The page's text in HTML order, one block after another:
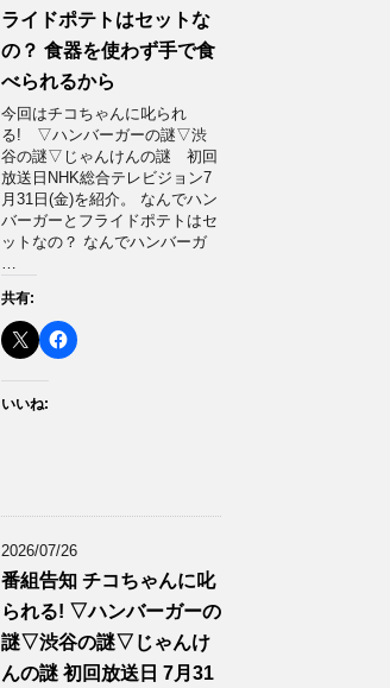
ライドポテトはセットな
の？ 食器を使わず手で食
べられるから
今回はチコちゃんに叱られ
る! ▽ハンバーガーの謎▽渋
谷の謎▽じゃんけんの謎 初回
放送日NHK総合テレビジョン7
月31日(金)を紹介。 なんでハン
バーガーとフライドポテトはセ
ットなの？ なんでハンバーガ
…
共有:
いいね:
2026/07/26
番組告知 チコちゃんに叱
られる! ▽ハンバーガーの
謎▽渋谷の謎▽じゃんけ
んの謎 初回放送日 7月31